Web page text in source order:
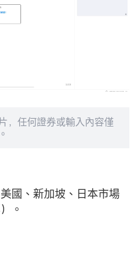
，任何證券或輸入內容僅
國、新加坡、日本市場
。